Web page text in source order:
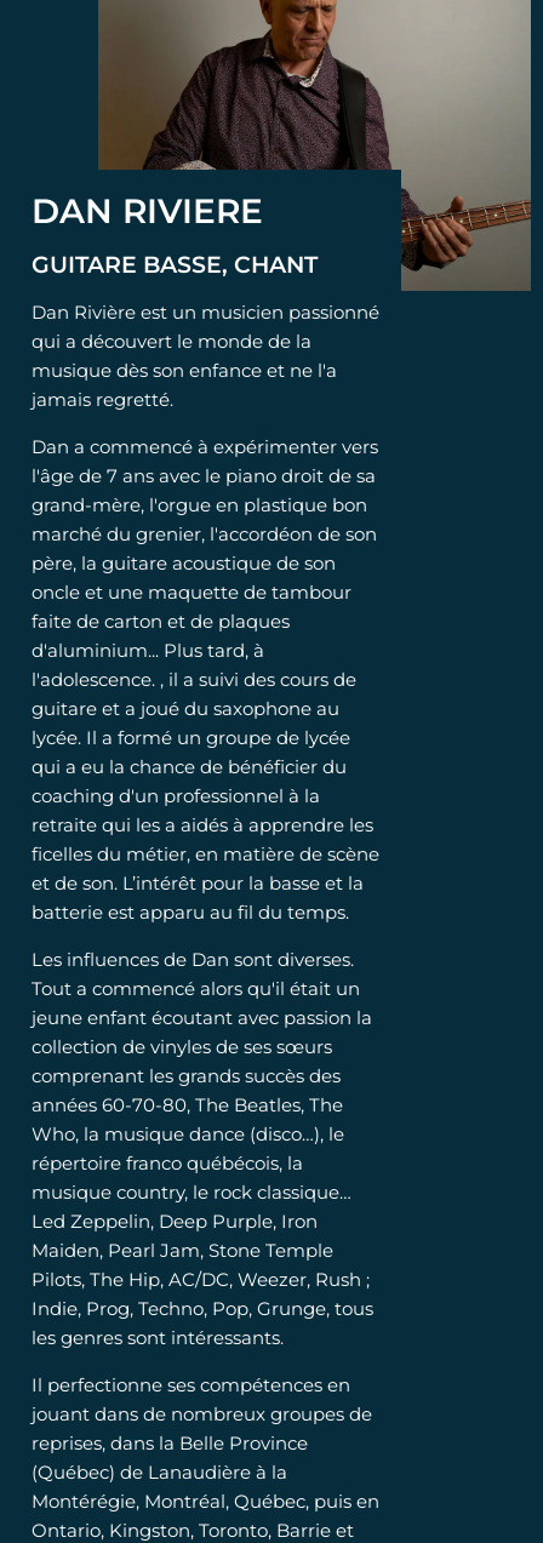
DAN RIVIERE
GUITARE BASSE, CHANT
Dan Rivière est un musicien passionné
qui a découvert le monde de la
musique dès son enfance et ne l'a
jamais regretté.
Dan a commencé à expérimenter vers
l'âge de 7 ans avec le piano droit de sa
grand-mère, l'orgue en plastique bon
marché du grenier, l'accordéon de son
père, la guitare acoustique de son
oncle et une maquette de tambour
faite de carton et de plaques
d'aluminium... Plus tard, à
l'adolescence. , il a suivi des cours de
guitare et a joué du saxophone au
lycée. Il a formé un groupe de lycée
qui a eu la chance de bénéficier du
coaching d'un professionnel à la
retraite qui les a aidés à apprendre les
ficelles du métier, en matière de scène
et de son. L’intérêt pour la basse et la
batterie est apparu au fil du temps.
Les influences de Dan sont diverses.
Tout a commencé alors qu'il était un
jeune enfant écoutant avec passion la
collection de vinyles de ses sœurs
comprenant les grands succès des
années 60-70-80, The Beatles, The
Who, la musique dance (disco…), le
répertoire franco québécois, la
musique country, le rock classique…
Led Zeppelin, Deep Purple, Iron
Maiden, Pearl Jam, Stone Temple
Pilots, The Hip, AC/DC, Weezer, Rush ;
Indie, Prog, Techno, Pop, Grunge, tous
les genres sont intéressants.
Il perfectionne ses compétences en
jouant dans de nombreux groupes de
reprises, dans la Belle Province
(Québec) de Lanaudière à la
Montérégie, Montréal, Québec, puis en
Ontario, Kingston, Toronto, Barrie et